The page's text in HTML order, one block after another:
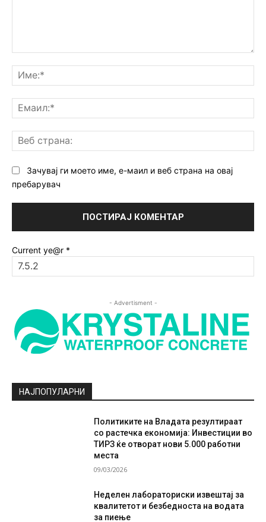
Зачувај ги моето име, е-маил и веб страна на овај
пребарувач
Current ye@r *
- Advertisment -
НАЈПОПУЛАРНИ
Политиките на Владата резултираат
со растечка економија: Инвестиции во
ТИРЗ ќе отворат нови 5.000 работни
места
09/03/2026
Неделен лабораториски извештај за
квалитетот и безбедноста на водата
за пиење